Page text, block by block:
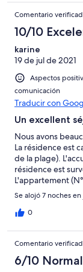
Comentario
10/10
karine
19 de jul de 2021
Aspectos
comunicación
Traducir con
Un excellent
Nous avons
La résidence est
de la plage).
résidence est
L'appartement
Se alojó 7 noches
0
Comentario
6/10 Normal